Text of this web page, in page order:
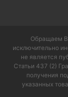
Обращаем
исключительно
не является
Статьи 437 (2)
получения
указанных